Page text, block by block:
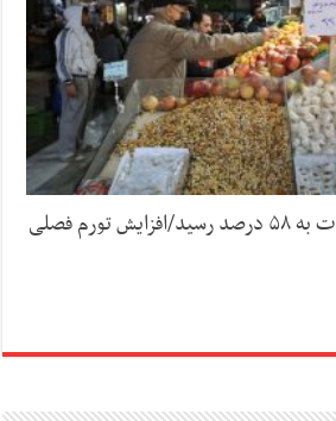
تورم نقطه‌به‌نقطه خدمات به ۵۸ درصد رسید/افزایش تورم فصلی